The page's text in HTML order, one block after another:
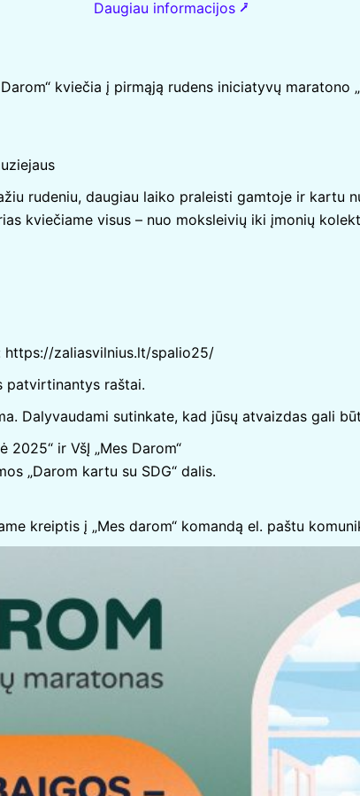
Daugiau informacijos ⭷
kviečia į pirmąją rudens iniciatyvų maratono
rudeniu, daugiau laiko praleisti gamtoje ir kartu
kviečiame visus – nuo moksleivių iki įmonių
https://zaliasvilnius.lt/spalio25/
patvirtinantys raštai.
Dalyvaudami sutinkate, kad jūsų atvaizdas gali
2025“ ir VšĮ „Mes Darom“
„Darom kartu su SDG“ dalis.
kreiptis į „Mes darom“ komandą el. paštu